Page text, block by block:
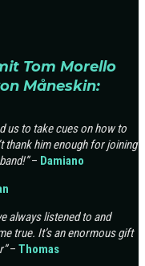
Tom Morello
Måneskin:
us to take cues on how to
thank him enough for joining
– Damiano
always listened to and
true. It’s an enormous gift
– Thomas